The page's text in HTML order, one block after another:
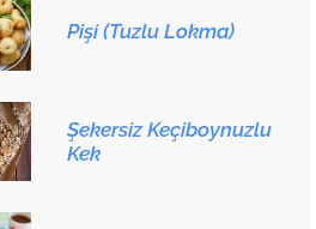
Pişi (Tuzlu Lokma)
Şekersiz Keçiboynuzlu
Kek